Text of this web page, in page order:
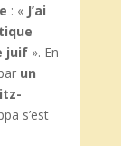
: « J’ai
juif ». En
un
s’est